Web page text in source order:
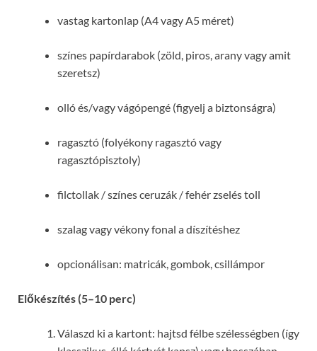
vastag kartonlap (A4 vagy A5 méret)
színes papírdarabok (zöld, piros, arany vagy amit
szeretsz)
olló és/vagy vágópengé (figyelj a biztonságra)
ragasztó (folyékony ragasztó vagy
ragasztópisztoly)
filctollak / színes ceruzák / fehér zselés toll
szalag vagy vékony fonal a díszítéshez
opcionálisan: matricák, gombok, csillámpor
Előkészítés (5–10 perc)
Válaszd ki a kartont: hajtsd félbe szélességben (így